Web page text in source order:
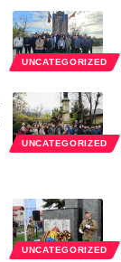
UNCATEGORIZED
UNCATEGORIZED
UNCATEGORIZED